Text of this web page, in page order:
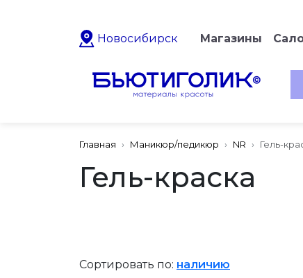
Новосибирск Магазины
Главная Маникюр/педикюр NR Гель-
Гель-краска
Сортировать по: наличию